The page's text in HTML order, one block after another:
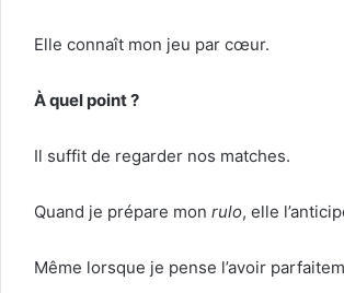
Elle connaît mon jeu par cœur.
À quel point ?
Il suffit de regarder nos matches.
Quand je prépare mon rulo, elle
Même lorsque je pense l’avoir